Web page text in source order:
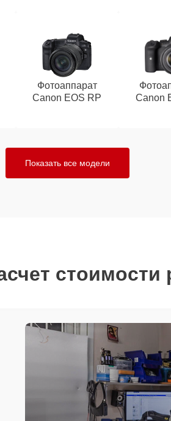
Фотоаппарат
Canon EOS RP
Canon
Показать все модели
стоимости